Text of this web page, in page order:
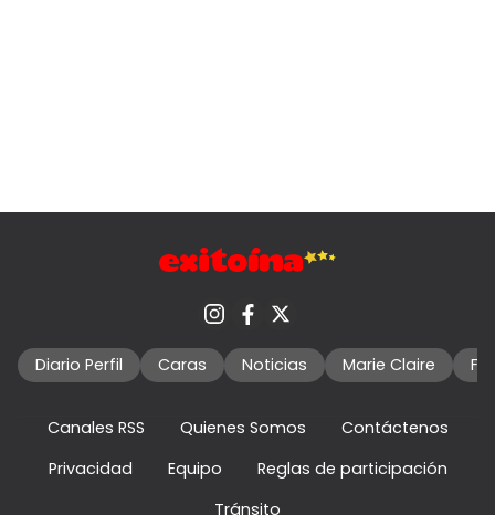
Diario Perfil Caras Noticias Marie Claire
Canales RSS Quienes Somos
Contáctenos
Privacidad
Equipo
Reglas de participación
Tránsito